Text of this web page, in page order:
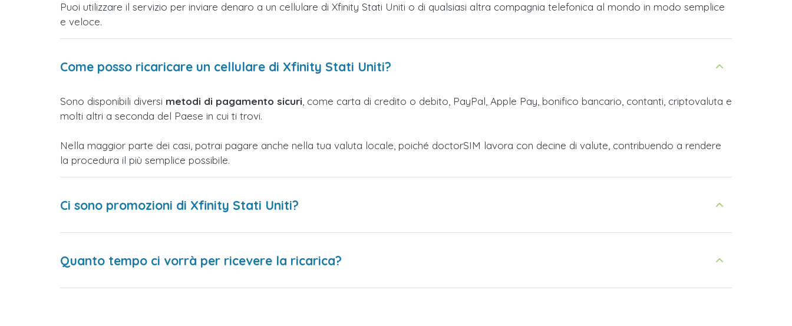
Puoi utilizzare il servizio per inviare denaro a un cellulare di Xfinity Stati Uniti o di qualsiasi altra compagnia telefonica al mondo in modo semplice
e veloce.
Come posso ricaricare un cellulare di Xfinity Stati Uniti?
Sono disponibili diversi metodi di pagamento sicuri , come carta di credito o debito, PayPal, Apple Pay, bonifico bancario, contanti, criptovaluta e
molti altri a seconda del Paese in cui ti trovi.
Nella maggior parte dei casi, potrai pagare anche nella tua valuta locale, poiché doctorSIM lavora con decine di valute, contribuendo a rendere
la procedura il più semplice possibile.
Ci sono promozioni di Xfinity Stati Uniti?
Quanto tempo ci vorrà per ricevere la ricarica?